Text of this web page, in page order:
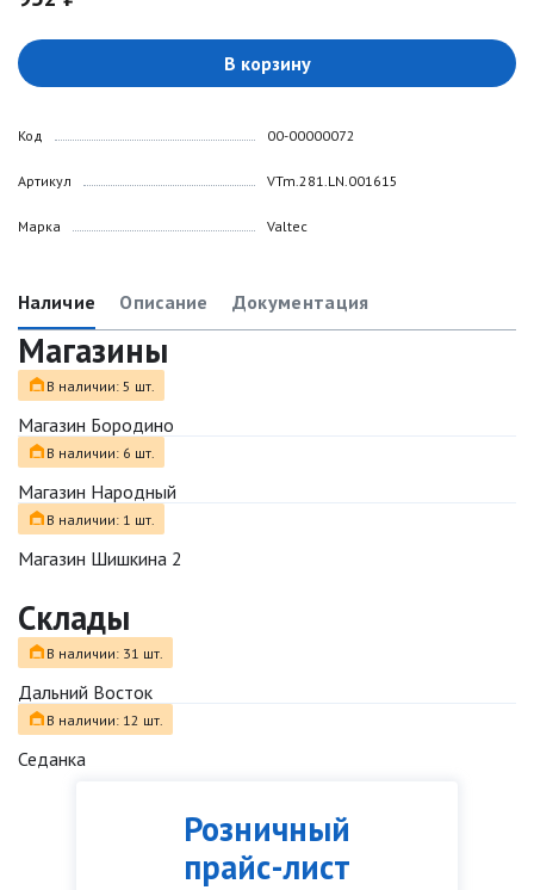
Розничный
прайс-лист
В корзину
Код
Артикул
Марка
00-00000072
VTm.281.LN.001615
Valtec
Наличие Описание Документация
Магазины
В наличии: 5 шт.
Магазин Бородино
В наличии: 6 шт.
Магазин Народный
В наличии: 1 шт.
Магазин Шишкина 2
Склады
В наличии: 31 шт.
Дальний Восток
В наличии: 12 шт.
Седанка